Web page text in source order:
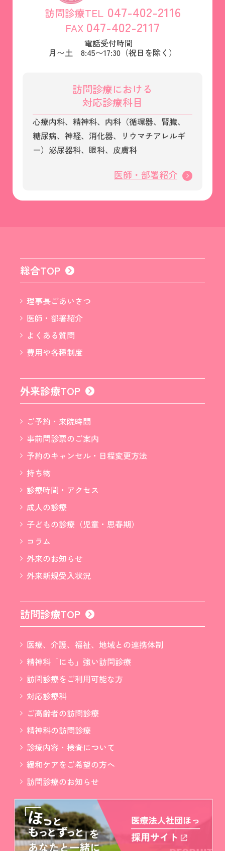
訪問診療TEL 047-402-2116
FAX 047-402-2117
電話受付時間
月〜土 8:45〜17:30（祝日を除く）
訪問診療における
対応診療科目
心療内科、精神科、内科（循環器、腎臓、
糖尿病、神経、消化器、リウマチアレルギ
ー） 泌尿器科、眼科、皮膚科
医師・部署紹介
総合TOP
理事長ごあいさつ
医師・部署紹介
よくある質問
費用や各種制度
外来診療TOP
ご予約・来院時間
事前問診票のご案内
予約のキャンセル・日程変更方法
持ち物
診療時間・アクセス
成人の診療
子どもの診療（児童・思春期）
コラム
外来のお知らせ
外来新規受入状況
訪問診療TOP
医療、介護、福祉、地域との連携体制
精神科「にも」強い訪問診療
訪問診療をご利用可能な方
対応診療科
ご高齢者の訪問診療
精神科の訪問診療
診療内容・検査について
緩和ケアをご希望の方へ
訪問診療のお知らせ